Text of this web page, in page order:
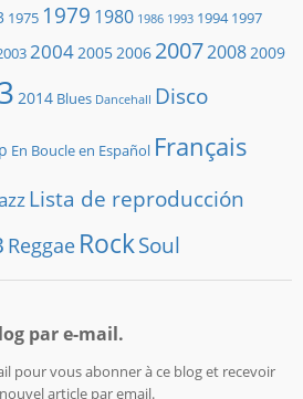
1975 1979 1980 1986 1993 1994 1997
200420052006 200720082009
2014 Blues Dancehall Disco
En Boucle en Español Français
Lista de reproducción
Reggae RockSoul
par e-mail.
pour vous abonner à ce blog et recevoir
article par email.